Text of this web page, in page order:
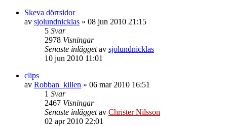
Skeva dörrsidor
av sjolundnicklas » 08 jun 2010 21:15
5 Svar
2978 Visningar
Senaste inläggetav sjolundnicklas
10 jun 2010 11:01
clips
av Robban_killen » 06 mar 2010 16:51
1 Svar
2467 Visningar
Senaste inläggetav Christer Nilsson
02 apr 2010 22:01